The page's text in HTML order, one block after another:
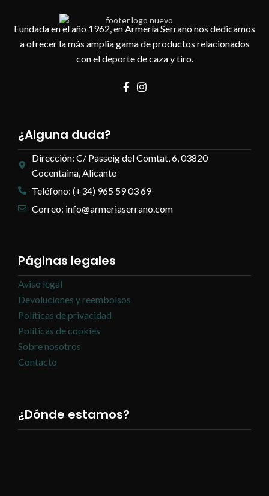
Fundada en el año 1962, en Armería Serrano nos dedicamos
a ofrecer la más amplia gama de productos relacionados
con el deporte de caza y tiro.
¿Alguna duda?
Dirección: C/ Passeig del Comtat, 6, 03820
Cocentaina, Alicante
Teléfono: (+34) 965 59 03 69
Correo: info@armeriaserrano.com
Páginas legales
Aviso legal
Devoluciones y reembolsos
Políticas de privacidad
Políticas de cookies
Sobre nosotros
Contacto
¿Dónde estamos?